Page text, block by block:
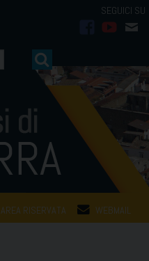
AREA RISERVATA WEBMAIL